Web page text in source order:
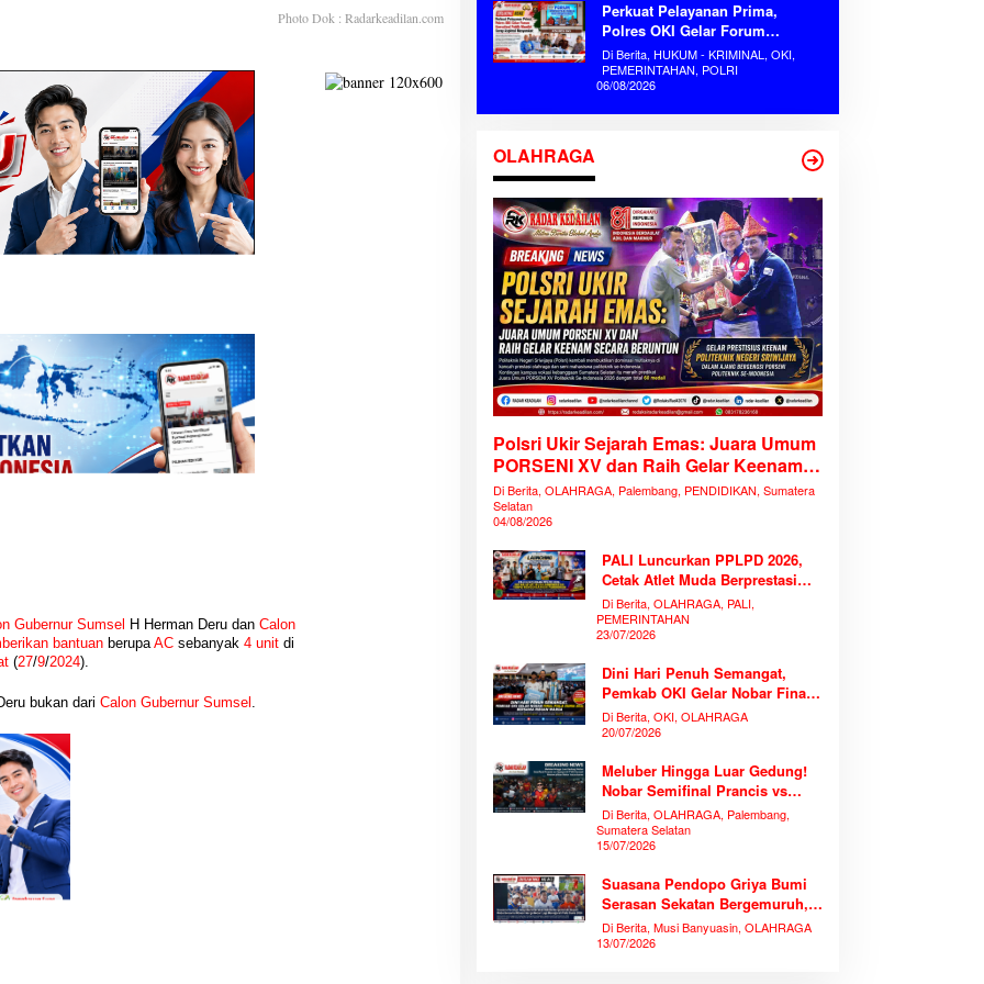
Photo Dok : Radarkeadilan.com
Gubernur Sumsel H Herman Deru dan Calon
bantuanberupaACsebanyak 4 unitdi
(27/9/2024).
bukan dari Calon Gubernur Sumsel .
Perkuat Pelayanan Prima,
Polres OKI Gelar Forum
Konsultasi Publik Mandiri Serap
Aspirasi Masyarakat
Di Berita, HUKUM - KRIMINAL, OKI,
PEMERINTAHAN, POLRI
06/08/2026
OLAHRAGA
Polsri Ukir Sejarah Emas: Juara Umum
PORSENI XV dan Raih Gelar Keenam
Secara Beruntun
Di Berita, OLAHRAGA, Palembang, PENDIDIKAN, Sumatera
Selatan
04/08/2026
PALI Luncurkan PPLPD 2026,
Cetak Atlet Muda Berprestasi
Tanpa Mengorbankan
Pendidikan
Di Berita, OLAHRAGA, PALI,
PEMERINTAHAN
23/07/2026
Dini Hari Penuh Semangat,
Pemkab OKI Gelar Nobar Final
Piala Dunia 2026 Bersama
Ribuan Warga
Di Berita, OKI, OLAHRAGA
20/07/2026
Meluber Hingga Luar Gedung!
Nobar Semifinal Prancis vs
Spanyol di TVRI Sumsel
Memecahkan Rekor Antusiasme
Di Berita, OLAHRAGA, Palembang,
Sumatera Selatan
15/07/2026
Suasana Pendopo Griya Bumi
Serasan Sekatan Bergemuruh,
Bupati Muba Bersama Ribuan
Warga Nobar Laga Bersejarah
Di Berita, Musi Banyuasin, OLAHRAGA
13/07/2026